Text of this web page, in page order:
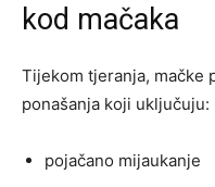
kod mačaka
Tijekom tjeranja, mačke
ponašanja koji uključuju:
pojačano mijaukanje